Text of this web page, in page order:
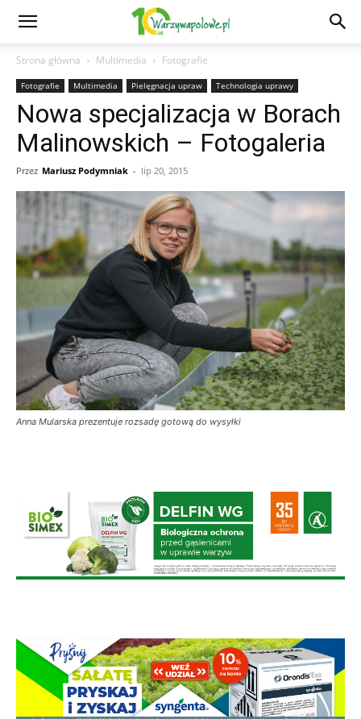
Strona główna Multimedia Fotografie
Fotografie Multimedia Pielęgnacja upraw Technologia uprawy
Nowa specjalizacja w Borach
Malinowskich – Fotogaleria
Przez Mariusz Podymniak - lip 20, 2015
Anna Mularska prezentuje rozsadę gotową do wysyłki